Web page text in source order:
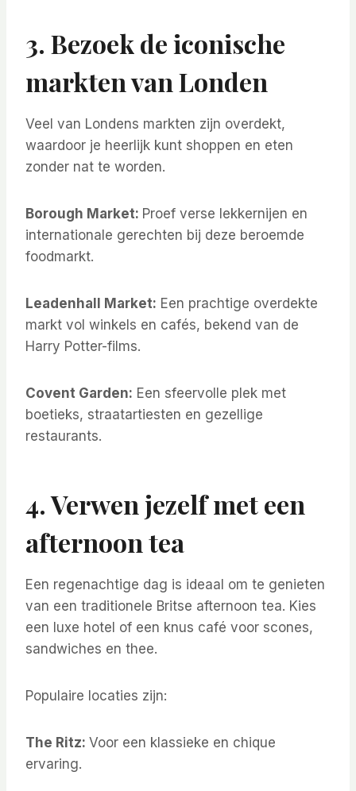
3. Bezoek de iconische
markten van Londen
Veel van Londens markten zijn overdekt,
waardoor je heerlijk kunt shoppen en eten
zonder nat te worden.
Borough Market: Proef verse lekkernijen en
internationale gerechten bij deze beroemde
foodmarkt.
Leadenhall Market: Een prachtige overdekte
markt vol winkels en cafés, bekend van de
Harry Potter-films.
Covent Garden: Een sfeervolle plek met
boetieks, straatartiesten en gezellige
restaurants.
4. Verwen jezelf met een
afternoon tea
Een regenachtige dag is ideaal om te genieten
van een traditionele Britse afternoon tea. Kies
een luxe hotel of een knus café voor scones,
sandwiches en thee.
Populaire locaties zijn:
The Ritz: Voor een klassieke en chique
ervaring.